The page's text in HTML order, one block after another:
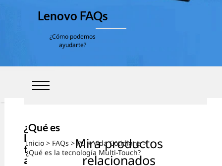
Inicio > FAQs >PC + Vida Cotidiana>
¿Qué es la tecnología Multi-Touch?
Lenovo FAQs
¿Cómo podemos
ayudarte?
¿Qué es
la
tecnologí
a Multi-
Mira productos
relacionados